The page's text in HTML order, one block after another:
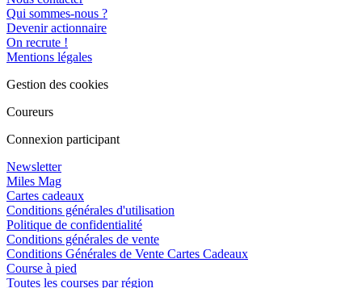
Qui sommes-nous ?
Devenir actionnaire
On recrute !
Mentions légales
Gestion des cookies
Coureurs
Connexion participant
Newsletter
Miles Mag
Cartes cadeaux
Conditions générales d'utilisation
Politique de confidentialité
Conditions générales de vente
Conditions Générales de Vente Cartes Cadeaux
Course à pied
Toutes les courses par région